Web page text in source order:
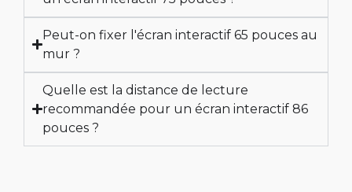
Peut-on fixer l'écran interactif 65 pouces au
mur ?
Quelle est la distance de lecture
recommandée pour un écran interactif 86
pouces ?